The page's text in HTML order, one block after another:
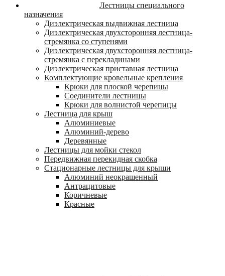
Лестницы специального
назначения
Диэлектрическая выдвижная лестница
Диэлектрическая двухсторонняя лестница-
стремянка со ступенями
Диэлектрическая двухсторонняя лестница-
стремянка с перекладинами
Диэлектрическая приставная лестница
Комплектующие кровельные крепления
Крюки для плоской черепицы
Соединители лестницы
Крюки для волнистой черепицы
Лестница для крыш
Алюминиевые
Алюминий-дерево
Деревянные
Лестницы для мойки стекол
Передвижная перекидная скобка
Стационарные лестницы для крыши
Алюминий неокрашенный
Антрацитовые
Коричневые
Красные